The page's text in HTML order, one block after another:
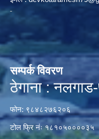
सम्पर्क विवरण
ठेगाना :
फोन: ९८४८२७६२०६
टोल फ्रि नंः १८१०५००००३५